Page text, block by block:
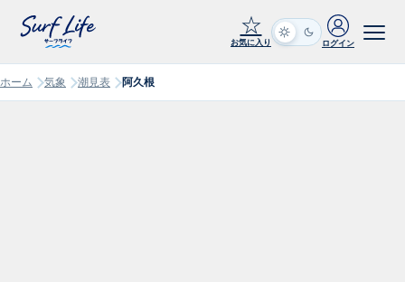
☆
お気に入り ログイン
ホーム 気象 潮見表 阿久根